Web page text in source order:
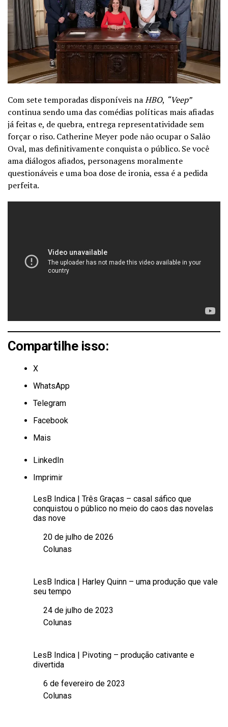
Com sete temporadas disponíveis naHBO, “Veep”
continua sendo uma das comédias políticas mais afiadas
já feitas e, de quebra, entrega representatividade sem
forçar o riso. Catherine Meyer pode não ocupar o Salão
Oval, mas definitivamente conquista o público. Se você
ama diálogos afiados, personagens moralmente
questionáveis e uma boa dose de ironia, essa é a pedida
perfeita.
Compartilhe isso:
X
WhatsApp
Telegram
Facebook
Mais
LinkedIn
Imprimir
LesB Indica | Três Graças – casal sáfico que
conquistou o público no meio do caos das novelas
das nove
Data
20 de julho de 2026
Em relação a
Colunas
LesB Indica | Harley Quinn – uma produção que vale
seu tempo
Data
24 de julho de 2023
Em relação a
Colunas
LesB Indica | Pivoting – produção cativante e
divertida
Data
6 de fevereiro de 2023
Em relação a
Colunas